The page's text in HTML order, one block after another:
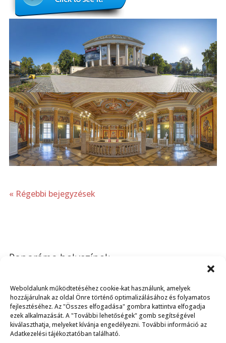
Weboldalunk működtetéséhez cookie-kat használunk, amelyek
hozzájárulnak az oldal Önre történő optimalizálásához és folyamatos
fejlesztéséhez. Az "Összes elfogadása" gombra kattintva elfogadja
ezek alkalmazását. A "További lehetőségek" gomb segítségével
kiválaszthatja, melyeket kívánja engedélyezni. További információ az
Adatkezelési tájékoztatóban található.
« Régebbi bejegyzések
Panoráma helyszínek
Magyarország
Budapest
Vidék